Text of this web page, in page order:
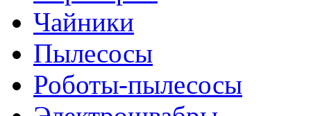
Чайники
Пылесосы
Роботы-пылесосы